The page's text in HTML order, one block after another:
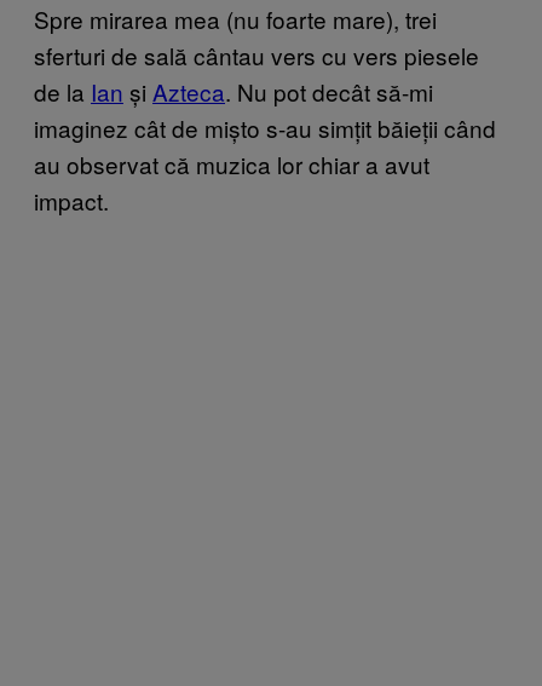
Spre mirarea mea (nu foarte mare), trei
sferturi de sală cântau vers cu vers piesele
de la Ian și Azteca. Nu pot decât să-mi
imaginez cât de mișto s-au simțit băieții când
au observat că muzica lor chiar a avut
impact.